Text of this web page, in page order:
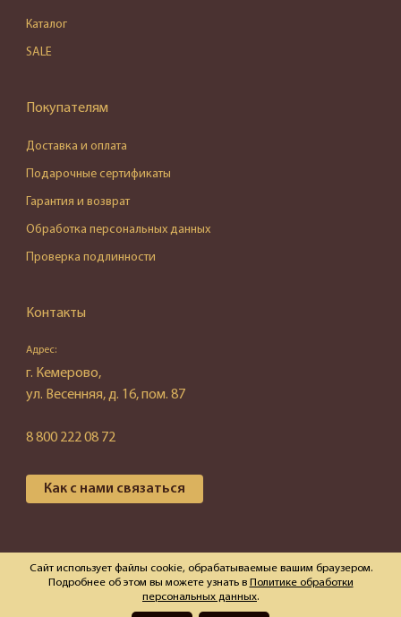
Каталог
SALE
Покупателям
Доставка и оплата
Подарочные сертификаты
Гарантия и возврат
Обработка персональных данных
Проверка подлинности
Контакты
Адрес:
г. Кемерово,
ул. Весенняя, д. 16, пом. 87
8 800 222 08 72
Как с нами связаться
© 2026 ООО "Эгида"
Сайт использует файлы cookie, обрабатываемые вашим браузером.
Подробнее об этом вы можете узнать в Политике обработки
персональных данных.